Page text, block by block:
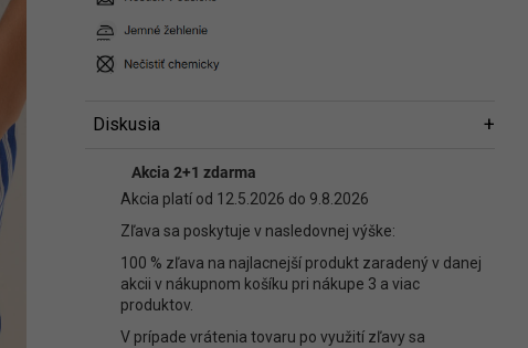
Akcia 2+1 zdarma
Akcia platí od 12.5.2026 do 9.8.2026
Zľava sa poskytuje v nasledovnej výške:
100 % zľava na najlacnejší produkt zaradený v danej
akcii v nákupnom košíku pri nákupe 3 a viac
produktov.
V prípade vrátenia tovaru po využití zľavy sa
Diskusia
Diskusia
Buďte prvý, kto napíše príspevok k tejto položke.
Len registrovaní používatelia môžu pridávať príspevky. Prosím
alebo sazaregistrujte